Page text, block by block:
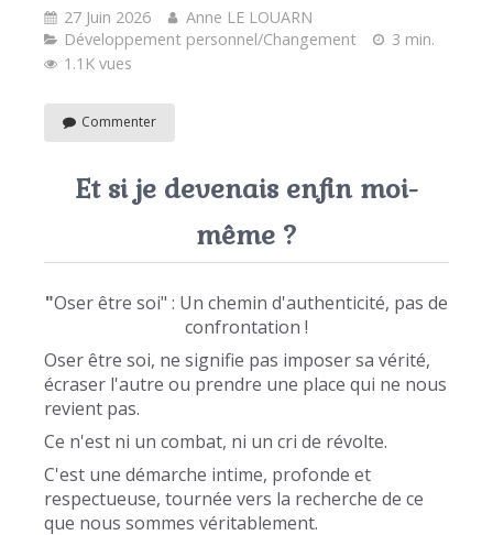
27 Juin 2026
Anne LE LOUARN
Développement personnel/Changement
3 min.
1.1K vues
Commenter
Et si je devenais enfin moi-
même ?
"Oser être soi" : Un chemin d'authenticité, pas de
confrontation !
Oser être soi, ne signifie pas imposer sa vérité,
écraser l'autre ou prendre une place qui ne nous
revient pas.
Ce n'est ni un combat, ni un cri de révolte.
C'est une démarche intime, profonde et
respectueuse, tournée vers la recherche de ce
que nous sommes véritablement.